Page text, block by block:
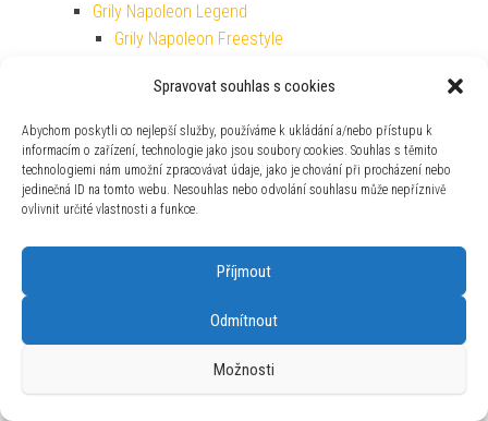
Spravovat souhlas s cookies
Abychom poskytli co nejlepší služby, používáme k ukládání a/nebo přístupu k
informacím o zařízení, technologie jako jsou soubory cookies. Souhlas s těmito
technologiemi nám umožní zpracovávat údaje, jako je chování při procházení nebo
jedinečná ID na tomto webu. Nesouhlas nebo odvolání souhlasu může nepříznivě
ovlivnit určité vlastnosti a funkce.
Příjmout
Odmítnout
Možnosti
Grily Napoleon Legend
Grily Napoleon Freestyle
Grily Napoleon Rogue
Grily Napoleon Travel
Grily Outdoorchef
Grily Outdoorchef Dualchef
Grily Plancha
Grily Plancha Pit Boss
Plynové vařiče Campingaz
Podpalování a topení